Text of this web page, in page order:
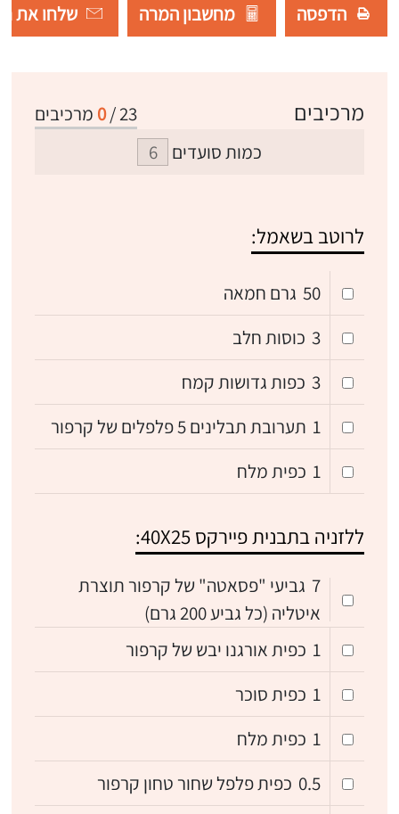
הדפסה מחשבון המרה שלחו את
23
/
0 מרכיבים מרכיבים
כמות סועדים
לרוטב בשאמל:
50 גרם חמאה
3 כוסות חלב
3 כפות גדושות קמח
1 תערובת תבלינים 5 פלפלים של קרפור
1 כפית מלח
ללזניה בתבנית פיירקס 40X25:
7 גביעי "פסאטה" של קרפור תוצרת
איטליה (כל גביע 200 גרם)
1 כפית אורגנו יבש של קרפור
1 כפית סוכר
1 כפית מלח
0.5 כפית פלפל שחור טחון קרפור